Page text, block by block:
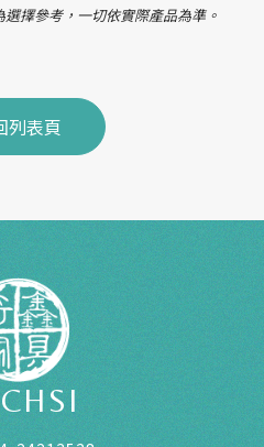
擇參考，一切依實際產品為準。
列表頁